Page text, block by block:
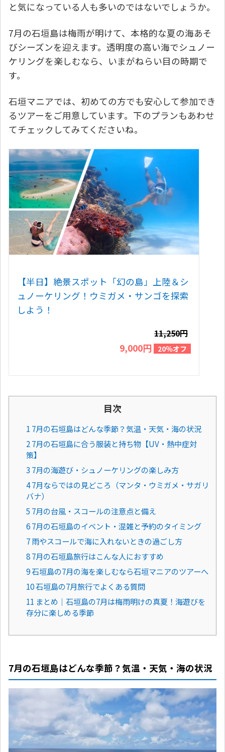
と気になっている人も多いのではないでしょうか。
7月の石垣島は梅雨が明けて、本格的な夏の海あそ
びシーズンを迎えます。透明度の高い海でシュノー
ケリングを楽しむなら、いまがねらい目の時期で
す。
石垣マニアでは、初めての方でも安心して参加でき
るツアーをご用意しています。下のプランもあわせ
てチェックしてみてくださいね。
【半日】絶景スポット「幻の島」上陸＆シ
ュノーケリング！ウミガメ・サンゴを探索
しよう！
11,250円
9,000円 20％オフ
目次
1 7月の石垣島はどんな季節？気温・天気・海の状況
2 7月の石垣島に合う服装と持ち物【UV・熱中症対
策】
3 7月の海遊び・シュノーケリングの楽しみ方
4 7月ならではの見どころ（マンタ・ウミガメ・サガリ
バナ）
5 7月の台風・スコールの注意点と備え
6 7月の石垣島のイベント・混雑と予約のタイミング
7 雨やスコールで海に入れないときの過ごし方
8 7月の石垣島旅行はこんな人におすすめ
9 石垣島の7月の海を楽しむなら石垣マニアのツアーへ
10 石垣島の7月旅行でよくある質問
11 まとめ｜石垣島の7月は梅雨明けの真夏！海遊びを
存分に楽しめる季節
7月の石垣島はどんな季節？気温・天気・海の状況